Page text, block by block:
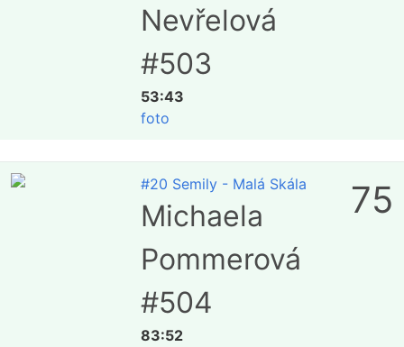
Nevřelová
#503
53:43
foto
#20 Semily - Malá Skála
Michaela
Pommerová
#504
83:52
75